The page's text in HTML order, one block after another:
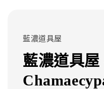
藍濃道具屋
藍濃道具屋